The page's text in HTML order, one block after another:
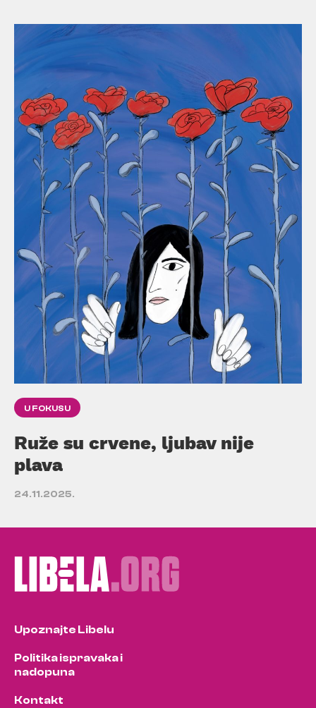
U FOKUSU
Ruže su crvene, ljubav nije
plava
24.11.2025.
Upoznajte Libelu
Politika ispravaka i
nadopuna
Kontakt